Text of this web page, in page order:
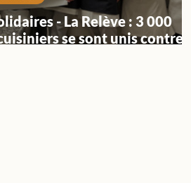
- La Relève : 3 000
se sont unis contre la